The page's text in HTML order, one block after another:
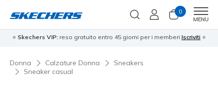
0
MENU
⭐ Skechers VIP: reso gratuito entro 45 giorni per i memberi Iscriviti ⭐
Donna Calzature Donna
Sneakers
Sneaker casual